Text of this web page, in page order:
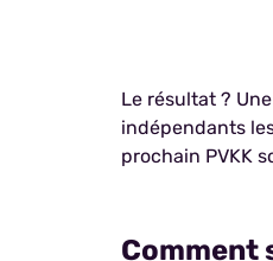
Le résultat ?
indépendants
prochain PVKK
Comment